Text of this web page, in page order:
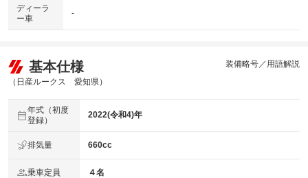
ディーラ
ー車
-
基本仕様
（日産ルークス 愛知県）
装備略号／用語解説
年式（初度
登録）
2022(令和4)年
排気量 660cc
乗車定員 ４名